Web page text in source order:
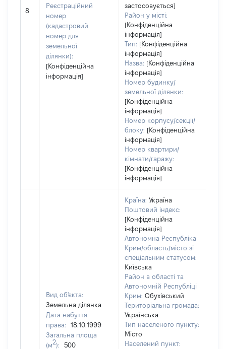
8
Реєстраційний
номер
(кадастровий
номер для
земельної
ділянки):
[Конфіденційна
інформація]
застосовується]
Район у місті:
[Конфіденційна
інформація]
Тип: [Конфіденційна
інформація]
Назва: [Конфіденційна
інформація]
Номер будинку/
земельної ділянки:
[Конфіденційна
інформація]
Номер корпусу/секції/
блоку: [Конфіденційна
інформація]
Номер квартири/
кімнати/гаражу:
[Конфіденційна
інформація]
Вид об'єкта:
Земельна ділянка
Дата набуття
права:
18.10.1999
Загальна площа
(м2):
500
Країна: Україна
Поштовий індекс:
[Конфіденційна
інформація]
Автономна Республіка
Крим/область/місто зі
спеціальним статусом:
Київська
Район в області та
Автономній Республіці
Крим: Обухівський
Територіальна громада:
Українська
Тип населеного пункту:
Місто
Населений пункт: